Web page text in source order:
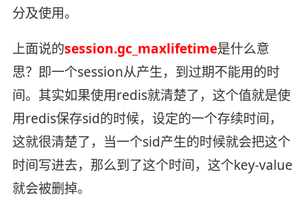
分及使用。
上面说的session.gc_maxlifetime是什么意
思？即一个session从产生，到过期不能用的时
间。其实如果使用redis就清楚了，这个值就是使
用redis保存sid的时候，设定的一个存续时间，
这就很清楚了，当一个sid产生的时候就会把这个
时间写进去，那么到了这个时间，这个key-value
就会被删掉。